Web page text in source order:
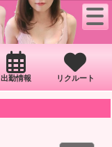
出勤情報 リクルート